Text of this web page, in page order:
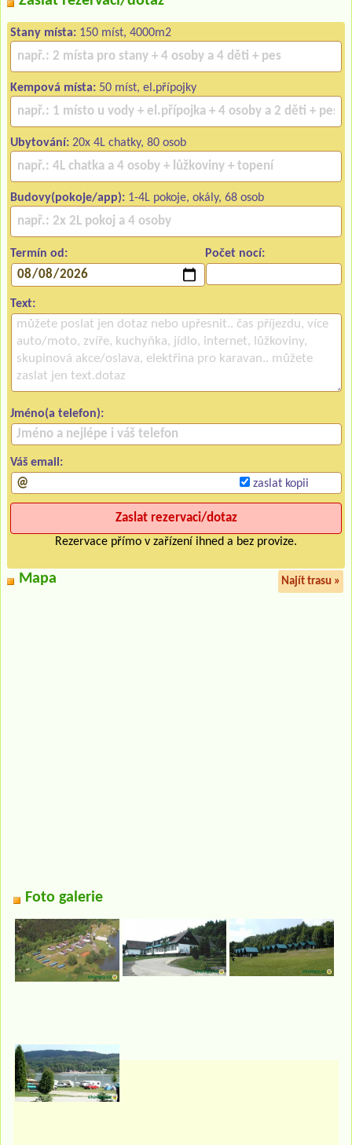
Stany místa: 150 míst, 4000m2
Kempová místa: 50 míst, el.přípojky
Ubytování: 20x 4L chatky, 80 osob
Budovy(pokoje/app): 1-4L pokoje, okály, 68 osob
Termín od: Počet nocí:
Text:
Jméno(a telefon):
Váš email:
zaslat kopii
Rezervace přímo v zařízení ihned a bez provize.
Mapa Najít trasu »
Foto galerie